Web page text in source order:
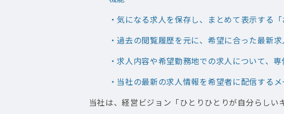
・気になる求人を保存し、まとめて表示する
・過去の閲覧履歴を元に、希望に合った最新
・求人内容や希望勤務地での求人について、
・当社の最新の求人情報を希望者に配信する
当社は、経営ビジョン「ひとりひとりが自分らし